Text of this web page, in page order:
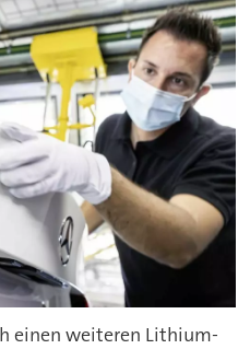
einen weiteren Lithium-